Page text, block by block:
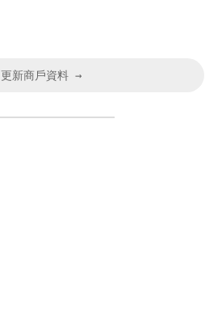
更新商戶資料 →